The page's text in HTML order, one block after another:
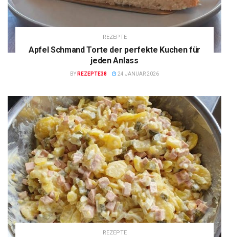
REZEPTE
Apfel Schmand Torte der perfekte Kuchen für
jeden Anlass
BY REZEPTE38 24 JANUAR 2026
REZEPTE